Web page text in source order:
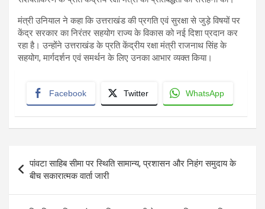
मंत्री उनियाल ने कहा कि उत्तराखंड की प्रगति एवं सुरक्षा से जुड़े विषयों पर
केंद्र सरकार का निरंतर सहयोग राज्य के विकास को नई दिशा प्रदान कर
रहा है। उन्होंने उत्तराखंड के प्रति केंद्रीय रक्षा मंत्री राजनाथ सिंह के
सहयोग, मार्गदर्शन एवं समर्थन के लिए उनका आभार व्यक्त किया।
Facebook Twitter WhatsApp
Post
navigation
पांवटा साहिब सीमा पर स्थिति सामान्य, प्रशासन और निहंग समुदाय के
बीच सकारात्मक वार्ता जारी